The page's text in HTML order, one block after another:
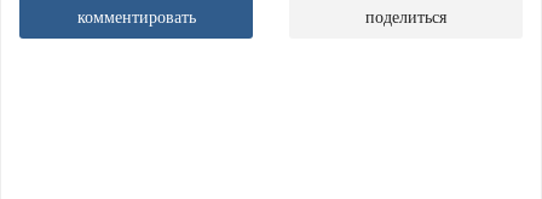
комментировать поделиться